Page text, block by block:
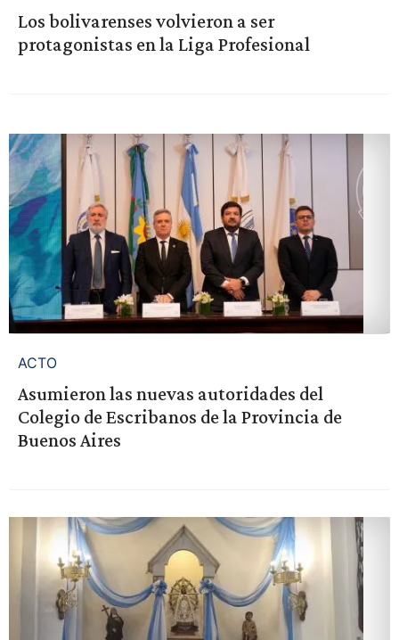
Los bolivarenses volvieron a ser
protagonistas en la Liga Profesional
ACTO
Asumieron las nuevas autoridades del
Colegio de Escribanos de la Provincia de
Buenos Aires